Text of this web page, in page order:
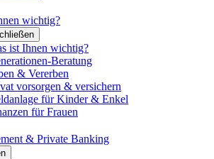
wichtig?
ist Ihnen wichtig?
Beratung
& Vererben
vorsorgen & versichern
für Kinder & Enkel
für Frauen
& Private Banking